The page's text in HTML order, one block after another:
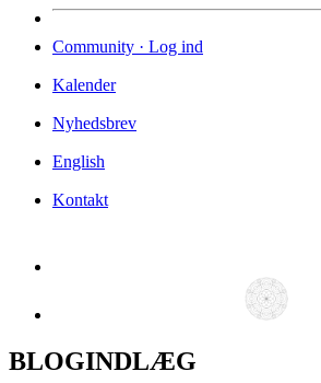
Community · Log ind
Kalender
Nyhedsbrev
English
Kontakt
BLOGINDLÆG